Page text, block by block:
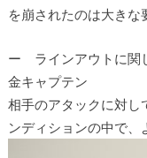
を崩されたのは大きな
ー ラインアウトに関
金キャプテン
相手のアタックに対し
ンディションの中で、